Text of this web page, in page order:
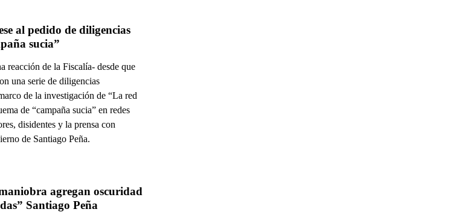
al pedido de diligencias
sucia”
reacción de la Fiscalía- desde que
una serie de diligencias
de la investigación de “La red
de “campaña sucia” en redes
disidentes y la prensa con
de Santiago Peña.
agregan oscuridad
Santiago Peña